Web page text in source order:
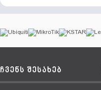
ჩვენს შესახებ